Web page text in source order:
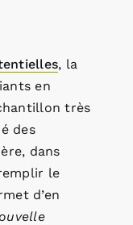
, la
en
très
des
dans
le
d’en